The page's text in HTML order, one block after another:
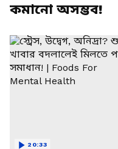
কমানো অসম্ভব!
20:33